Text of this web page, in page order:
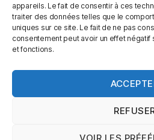
appareils. Le fait de consentir à ces
traiter des données telles que le
uniques sur ce site. Le fait de ne pas
consentement peut avoir un effet
et fonctions.
VOIR LES
12 rue des Magnolias, Lot. Aire
Saint-Parres-aux-Tertres
Du Lundi au Samedi, 10h00 à